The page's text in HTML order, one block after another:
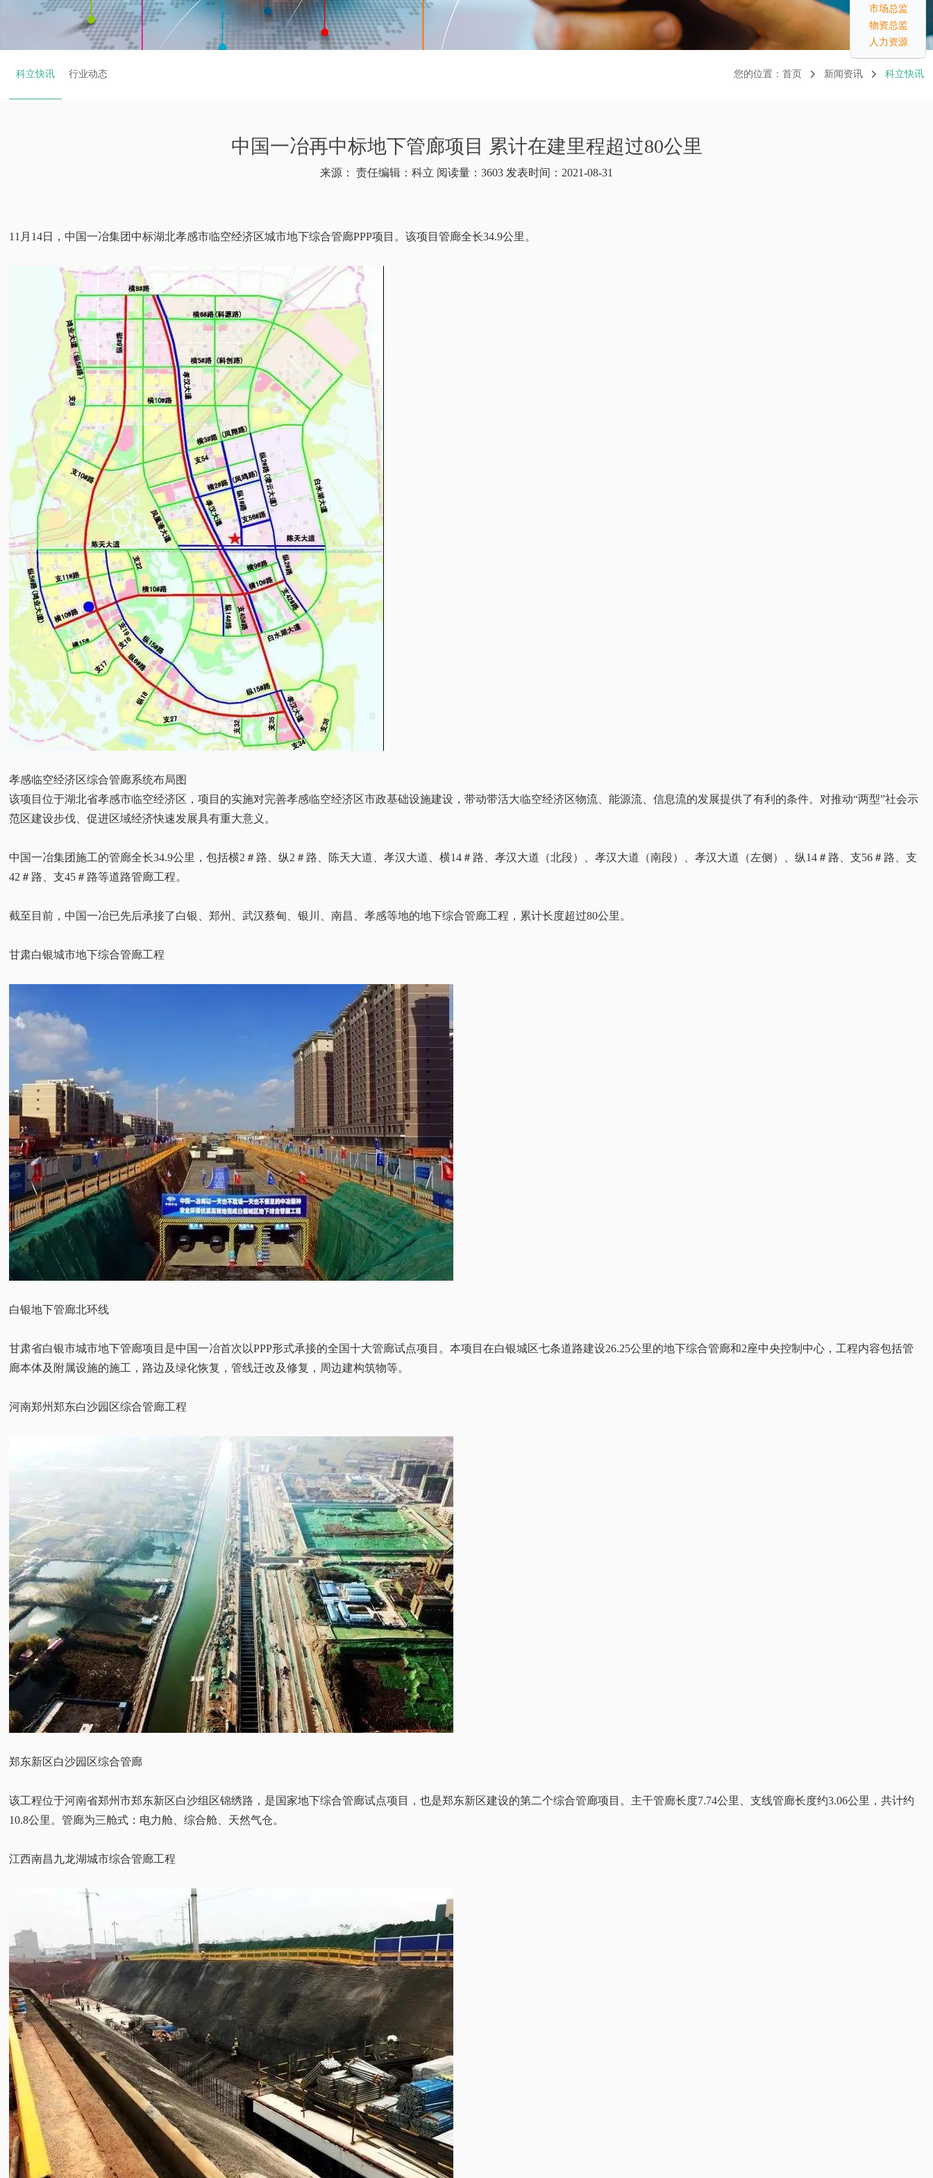
科立快讯 行业动态 您的位置： 首页 新闻资讯 科立快讯
中国一冶再中标地下管廊项目 累计在建里程超过80公里
来源： 责任编辑：科立 阅读量：3603 发表时间：2021-08-31
11月14日，中国一冶集团中标湖北孝感市临空经济区城市地下综合管廊PPP项目。该项目管廊全长34.9公里。
孝感临空经济区综合管廊系统布局图
该项目位于湖北省孝感市临空经济区，项目的实施对完善孝感临空经济区市政基础设施建设，带动带活大临空经济区物流、能源流、信息流的发展提供了有利的条件。对推动“两型”社会示
范区建设步伐、促进区域经济快速发展具有重大意义。
中国一冶集团施工的管廊全长34.9公里，包括横2＃路、纵2＃路、陈天大道、孝汉大道、横14＃路、孝汉大道（北段）、孝汉大道（南段）、孝汉大道（左侧）、纵14＃路、支56＃路、支
42＃路、支45＃路等道路管廊工程。
截至目前，中国一冶已先后承接了白银、郑州、武汉蔡甸、银川、南昌、孝感等地的地下综合管廊工程，累计长度超过80公里。
甘肃白银城市地下综合管廊工程
白银地下管廊北环线
甘肃省白银市城市地下管廊项目是中国一冶首次以PPP形式承接的全国十大管廊试点项目。本项目在白银城区七条道路建设26.25公里的地下综合管廊和2座中央控制中心，工程内容包括管
廊本体及附属设施的施工，路边及绿化恢复，管线迁改及修复，周边建构筑物等。
河南郑州郑东白沙园区综合管廊工程
郑东新区白沙园区综合管廊
该工程位于河南省郑州市郑东新区白沙组区锦绣路，是国家地下综合管廊试点项目，也是郑东新区建设的第二个综合管廊项目。主干管廊长度7.74公里、支线管廊长度约3.06公里，共计约
10.8公里。管廊为三舱式：电力舱、综合舱、天然气仓。
江西南昌九龙湖城市综合管廊工程
市场总监
物资总监
人力资源